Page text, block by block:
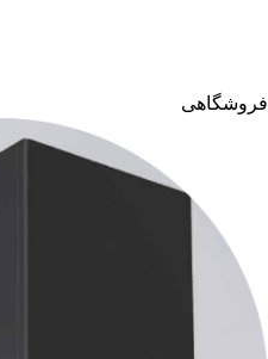
فروشگاهی